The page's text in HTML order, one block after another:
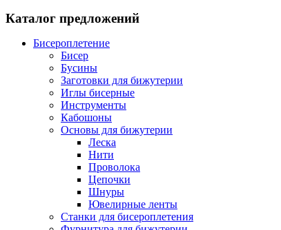
Каталог предложений
Бисероплетение
Бисер
Бусины
Заготовки для бижутерии
Иглы бисерные
Инструменты
Кабошоны
Основы для бижутерии
Леска
Нити
Проволока
Цепочки
Шнуры
Ювелирные ленты
Станки для бисероплетения